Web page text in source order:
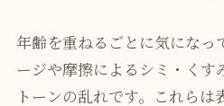
年齢を重ねるごとに気になっ
ージや摩擦によるシミ・くす
トーンの乱れです。これら